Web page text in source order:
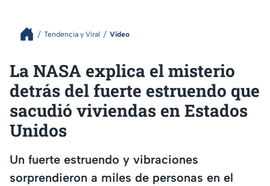
Tendencia y Viral Video
La NASA explica el misterio
detrás del fuerte estruendo que
sacudió viviendas en Estados
Unidos
Un fuerte estruendo y vibraciones
sorprendieron a miles de personas en el